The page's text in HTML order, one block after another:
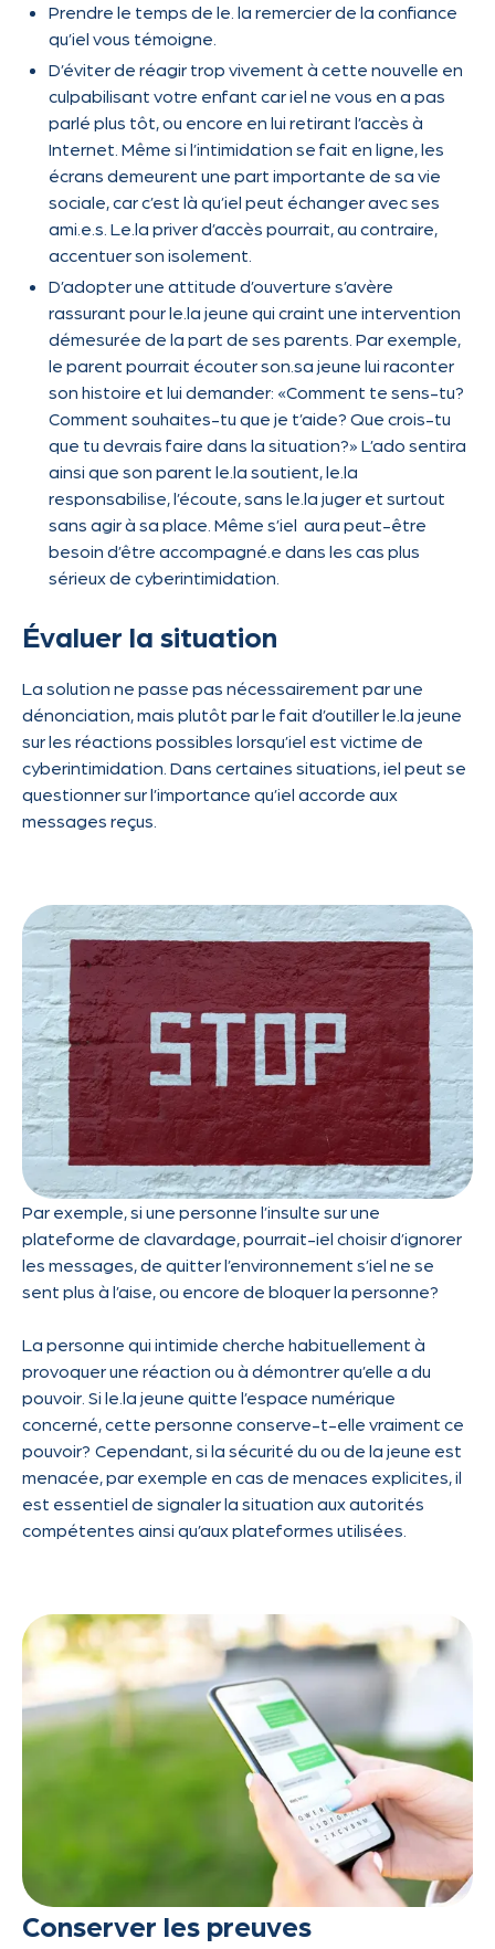
Prendre le temps de le. la remercier de la confiance
qu’iel vous témoigne.
D’éviter de réagir trop vivement à cette nouvelle en
culpabilisant votre enfant car iel ne vous en a pas
parlé plus tôt, ou encore en lui retirant l’accès à
Internet. Même si l’intimidation se fait en ligne, les
écrans demeurent une part importante de sa vie
sociale, car c’est là qu’iel peut échanger avec ses
ami.e.s. Le.la priver d’accès pourrait, au contraire,
accentuer son isolement.
D’adopter une attitude d’ouverture s’avère
rassurant pour le.la jeune qui craint une intervention
démesurée de la part de ses parents. Par exemple,
le parent pourrait écouter son.sa jeune lui raconter
son histoire et lui demander: «Comment te sens-tu?
Comment souhaites-tu que je t’aide? Que crois-tu
que tu devrais faire dans la situation?» L’ado sentira
ainsi que son parent le.la soutient, le.la
responsabilise, l’écoute, sans le.la juger et surtout
sans agir à sa place. Même s’iel aura peut-être
besoin d’être accompagné.e dans les cas plus
sérieux de cyberintimidation.
Évaluer la situation
La solution ne passe pas nécessairement par une
dénonciation, mais plutôt par le fait d’outiller le.la jeune
sur les réactions possibles lorsqu’iel est victime de
cyberintimidation. Dans certaines situations, iel peut se
questionner sur l’importance qu’iel accorde aux
messages reçus.
Par exemple, si une personne l’insulte sur une
plateforme de clavardage, pourrait-iel choisir d’ignorer
les messages, de quitter l’environnement s’iel ne se
sent plus à l’aise, ou encore de bloquer la personne?
La personne qui intimide cherche habituellement à
provoquer une réaction ou à démontrer qu’elle a du
pouvoir. Si le.la jeune quitte l’espace numérique
concerné, cette personne conserve-t-elle vraiment ce
pouvoir? Cependant, si la sécurité du ou de la jeune est
menacée, par exemple en cas de menaces explicites, il
est essentiel de signaler la situation aux autorités
compétentes ainsi qu’aux plateformes utilisées.
Conserver les preuves